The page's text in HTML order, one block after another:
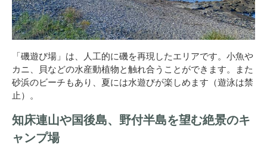
「磯遊び場」は、人工的に磯を再現したエリアです。小魚や
カニ、貝などの水産動植物と触れ合うことができます。また
砂浜のビーチもあり、夏には水遊びが楽しめます（遊泳は禁
止）。
知床連山や国後島、野付半島を望む絶景のキ
ャンプ場